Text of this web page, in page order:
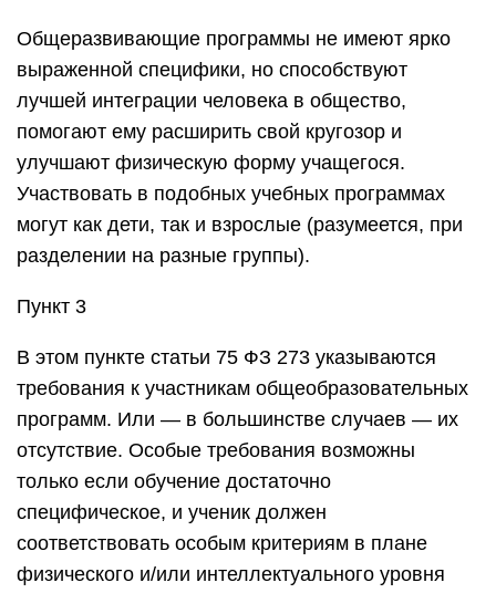
Общеразвивающие программы не имеют ярко
выраженной специфики, но способствуют
лучшей интеграции человека в общество,
помогают ему расширить свой кругозор и
улучшают физическую форму учащегося.
Участвовать в подобных учебных программах
могут как дети, так и взрослые (разумеется, при
разделении на разные группы).
Пункт 3
В этом пункте статьи 75 ФЗ 273 указываются
требования к участникам общеобразовательных
программ. Или — в большинстве случаев — их
отсутствие. Особые требования возможны
только если обучение достаточно
специфическое, и ученик должен
соответствовать особым критериям в плане
физического и/или интеллектуального уровня